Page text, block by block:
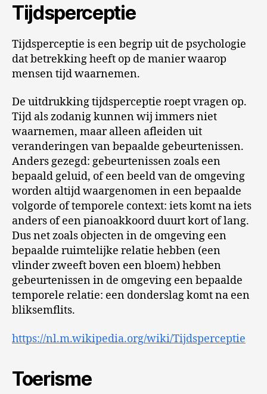
Tijdsperceptie
Tijdsperceptie is een begrip uit de psychologie
dat betrekking heeft op de manier waarop
mensen tijd waarnemen.
De uitdrukking tijdsperceptie roept vragen op.
Tijd als zodanig kunnen wij immers niet
waarnemen, maar alleen afleiden uit
veranderingen van bepaalde gebeurtenissen.
Anders gezegd: gebeurtenissen zoals een
bepaald geluid, of een beeld van de omgeving
worden altijd waargenomen in een bepaalde
volgorde of temporele context: iets komt na iets
anders of een pianoakkoord duurt kort of lang.
Dus net zoals objecten in de omgeving een
bepaalde ruimtelijke relatie hebben (een
vlinder zweeft boven een bloem) hebben
gebeurtenissen in de omgeving een bepaalde
temporele relatie: een donderslag komt na een
bliksemflits.
https://nl.m.wikipedia.org/wiki/Tijdsperceptie
Toerisme